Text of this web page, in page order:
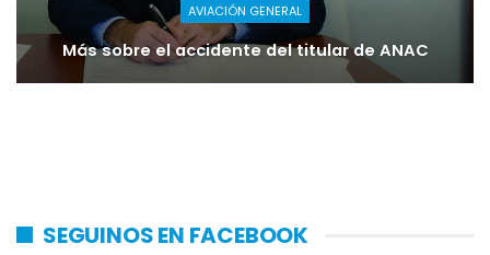
AVIACIÓN GENERAL
Más sobre el accidente del titular de ANAC
SEGUINOS EN FACEBOOK